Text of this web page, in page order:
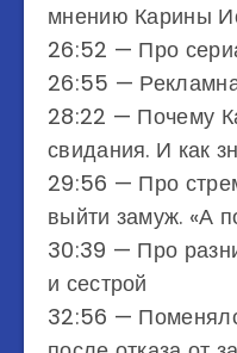
мнению Карины
26:52​​​​​ — Про
26:55​​​​​ —
28:22​​​​​ — Почему
свидания. И как
29:56​​​​​ — Про
выйти замуж. «А
30:39​​​​​ — Про
и сестрой
32:56​​​​​ —